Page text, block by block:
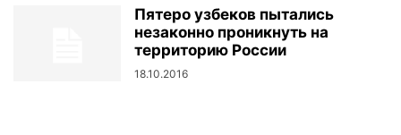
Пятеро узбеков пытались
незаконно проникнуть на
территорию России
18.10.2016